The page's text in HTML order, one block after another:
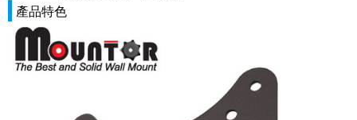
產品特色